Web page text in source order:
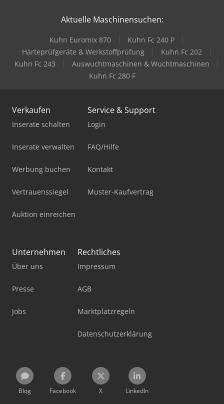
Aktuelle Maschinensuchen:
Kuhn Euromix 870
Kuhn Fc 240 P
Härteprüfgeräte & Werkstoffprüfung
Kuhn Fc 202
Kuhn Fc 243
Auswuchtmaschinen & Wuchtmaschinen
Kuhn Fc 280 F
Verkaufen
Inserate schalten
Inserate verwalten
Werbung buchen
Vertrauenssiegel
Auktion einreichen
Service & Support
Login
FAQ/Hilfe
Kontakt
Muster-Kaufvertrag
Unternehmen
Über uns
Presse
Jobs
Rechtliches
Impressum
AGB
Marktplatzregeln
Datenschutzerklärung
Blog Facebook X LinkedIn